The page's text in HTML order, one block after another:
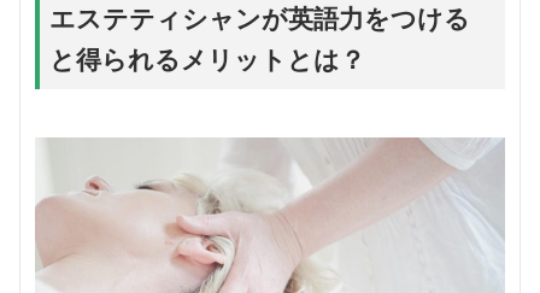
エステティシャンが英語力をつける
と得られるメリットとは？